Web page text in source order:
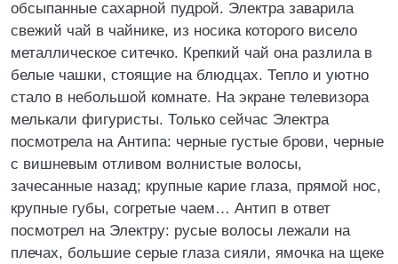
обсыпанные сахарной пудрой. Электра заварила
свежий чай в чайнике, из носика которого висело
металлическое ситечко. Крепкий чай она разлила в
белые чашки, стоящие на блюдцах. Тепло и уютно
стало в небольшой комнате. На экране телевизора
мелькали фигуристы. Только сейчас Электра
посмотрела на Антипа: черные густые брови, черные
с вишневым отливом волнистые волосы,
зачесанные назад; крупные карие глаза, прямой нос,
крупные губы, согретые чаем… Антип в ответ
посмотрел на Электру: русые волосы лежали на
плечах, большие серые глаза сияли, ямочка на щеке